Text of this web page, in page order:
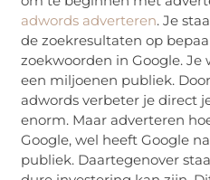
adwords adverteren. Je
de zoekresultaten op
zoekwoorden in Google.
een miljoenen publiek.
adwords verbeter je direct
enorm. Maar adverteren
Google, wel heeft Google
publiek. Daartegenover